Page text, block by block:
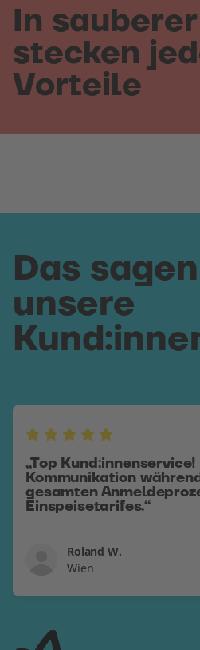
In
stecken
Vorteile
Das sagen
unsere
„Top
Kommunikation
gesamten
Einspeisetarifes.“
Roland W.
Wien